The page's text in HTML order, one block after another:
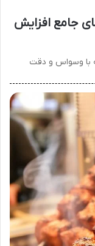
جامع افزایش
با وسواس و دقت